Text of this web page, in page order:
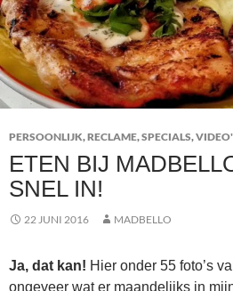
PERSOONLIJK,RECLAME,SPECIALS,
ETEN BIJ
SNEL IN!
22 JUNI 2016 MADBELLO
Ja, dat kan! Hier onder 55 foto’s
ongeveer wat er maandelijks in